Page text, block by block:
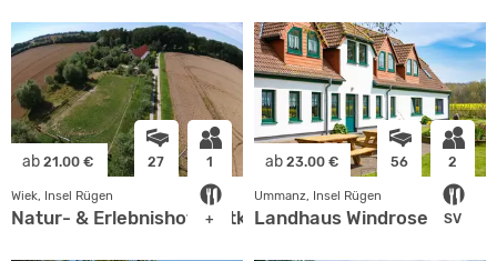
ab 21.00 € 27 1
+
Wiek, Insel Rügen
Natur- & Erlebnishof Lüttkevitz
ab 23.00 € 56 2
SV
Ummanz, Insel Rügen
Landhaus Windrose